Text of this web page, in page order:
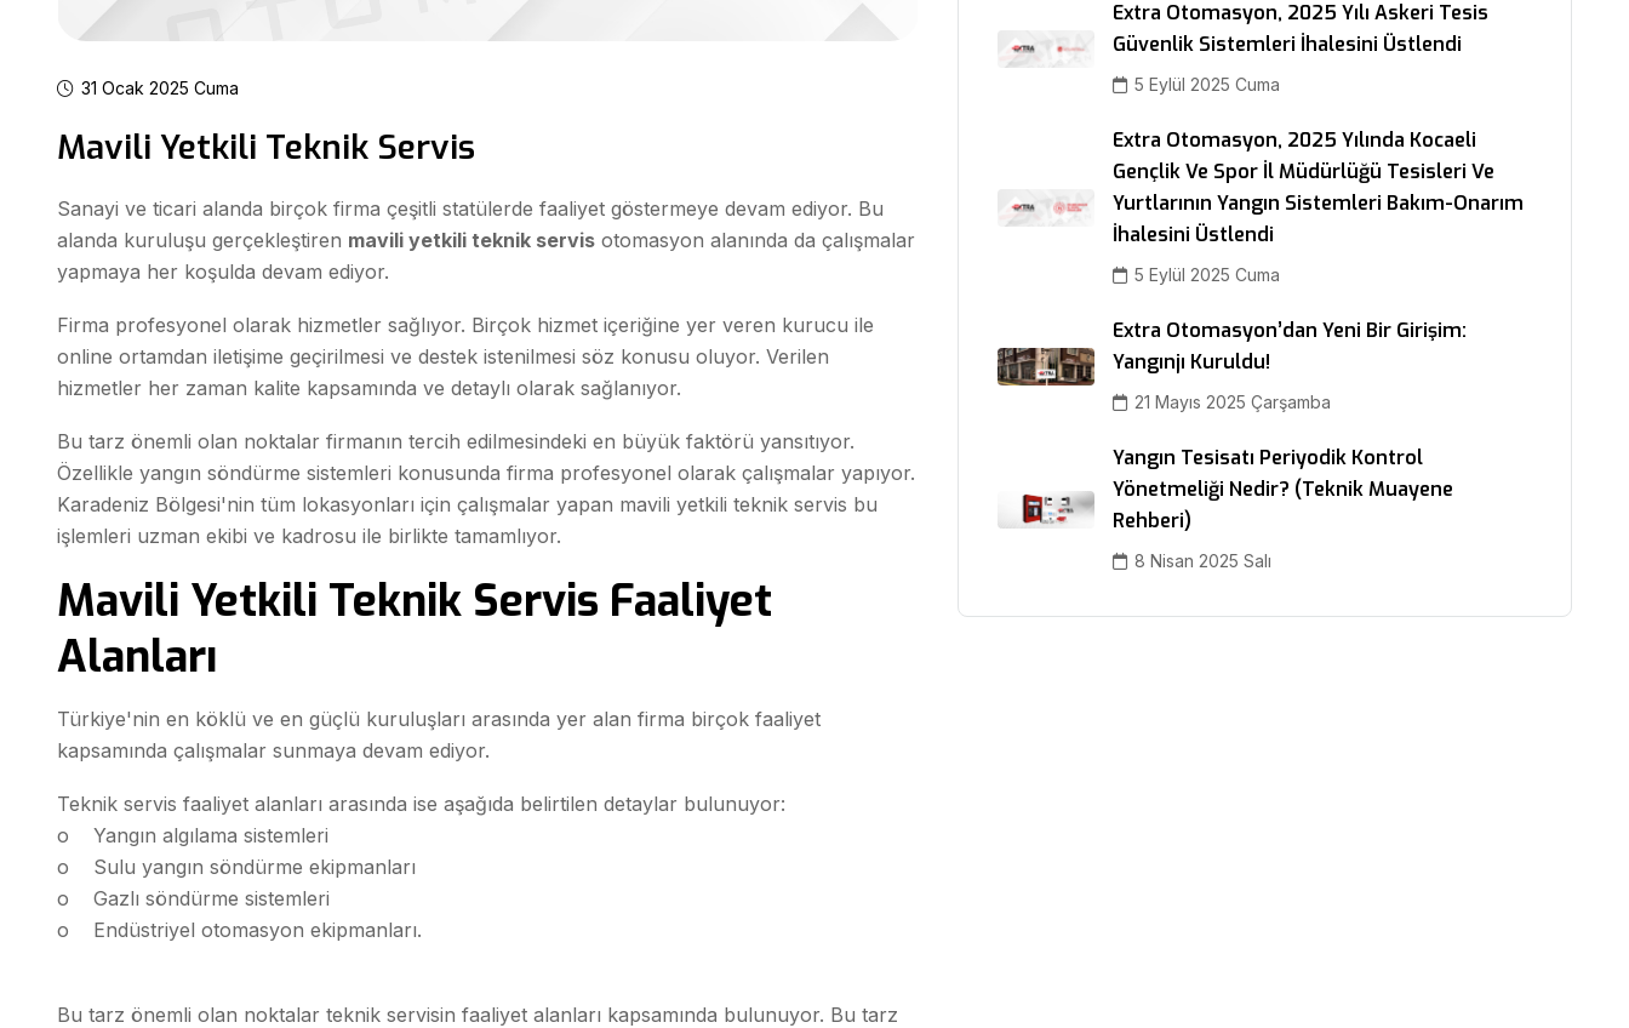
31 Ocak 2025 Cuma
Mavili Yetkili Teknik Servis
Sanayi ve ticari alanda birçok firma çeşitli statülerde faaliyet göstermeye devam ediyor. Bu
alanda kuruluşu gerçekleştiren mavili yetkili teknik servis otomasyon alanında da çalışmalar
yapmaya her koşulda devam ediyor.
Firma profesyonel olarak hizmetler sağlıyor. Birçok hizmet içeriğine yer veren kurucu ile
online ortamdan iletişime geçirilmesi ve destek istenilmesi söz konusu oluyor. Verilen
hizmetler her zaman kalite kapsamında ve detaylı olarak sağlanıyor.
Bu tarz önemli olan noktalar firmanın tercih edilmesindeki en büyük faktörü yansıtıyor.
Özellikle yangın söndürme sistemleri konusunda firma profesyonel olarak çalışmalar yapıyor.
Karadeniz Bölgesi'nin tüm lokasyonları için çalışmalar yapan mavili yetkili teknik servis bu
işlemleri uzman ekibi ve kadrosu ile birlikte tamamlıyor.
Mavili Yetkili Teknik Servis Faaliyet
Alanları
Türkiye'nin en köklü ve en güçlü kuruluşları arasında yer alan firma birçok faaliyet
kapsamında çalışmalar sunmaya devam ediyor.
Teknik servis faaliyet alanları arasında ise aşağıda belirtilen detaylar bulunuyor:
o Yangın algılama sistemleri
o Sulu yangın söndürme ekipmanları
o Gazlı söndürme sistemleri
o Endüstriyel otomasyon ekipmanları.
Bu tarz önemli olan noktalar teknik servisin faaliyet alanları kapsamında bulunuyor. Bu tarz
Extra Otomasyon, 2025 Yılı Askeri Tesis
Güvenlik Sistemleri İhalesini Üstlendi
5 Eylül 2025 Cuma
Extra Otomasyon, 2025 Yılında Kocaeli
Gençlik Ve Spor İl Müdürlüğü Tesisleri Ve
Yurtlarının Yangın Sistemleri Bakım-Onarım
İhalesini Üstlendi
5 Eylül 2025 Cuma
Extra Otomasyon’dan Yeni Bir Girişim:
Yangınjı Kuruldu!
21 Mayıs 2025 Çarşamba
Yangın Tesisatı Periyodik Kontrol
Yönetmeliği Nedir? (Teknik Muayene
Rehberi)
8 Nisan 2025 Salı